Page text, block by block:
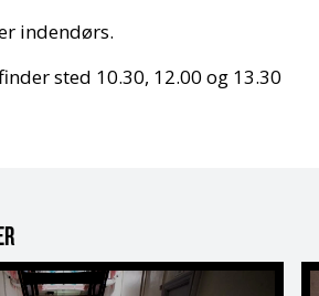
indendørs.
sted 10.30, 12.00 og 13.30
i museet